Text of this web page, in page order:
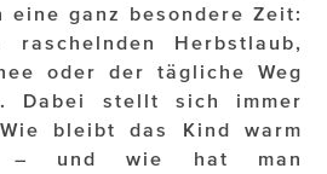
Minds
eine ganz besondere Zeit:
raschelnden Herbstlaub,
oder der tägliche Weg
Dabei stellt sich immer
bleibt das Kind warm
– und wie hat man